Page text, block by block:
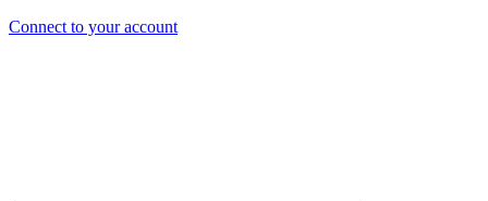
Connect to your account